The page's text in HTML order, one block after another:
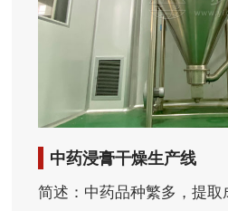
中药浸膏干燥生产线
简述：中药品种繁多，提